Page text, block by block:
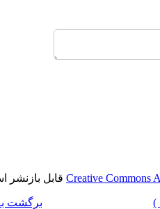
بازنشر است.
برگشت به فهرست نسخه ها